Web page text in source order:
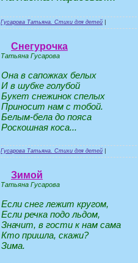
Гусарова Татьяна. Стихи для детей
Снегурочка
Татьяна Гусарова
Она в сапожках белых
И в шубке голубой
Букет снежинок спелых
Приносит нам с тобой.
Белым-бела до пояса
Роскошная коса...
Гусарова Татьяна. Стихи для детей
Зимой
Татьяна Гусарова
Если снег лежит кругом,
Если речка подо льдом,
Значит, в гости к нам сама
Кто пришла, скажи?
Зима.